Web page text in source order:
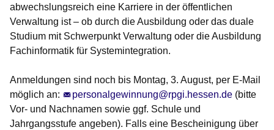
abwechslungsreich eine Karriere in der öffentlichen
Verwaltung ist – ob durch die Ausbildung oder das duale
Studium mit Schwerpunkt Verwaltung oder die Ausbildung
Fachinformatik für Systemintegration.
Anmeldungen sind noch bis Montag, 3. August, per E-Mail
möglich an:
personalgewinnung@rpgi.hessen.de (bitte
Vor- und Nachnamen sowie ggf. Schule und
Jahrgangsstufe angeben). Falls eine Bescheinigung über